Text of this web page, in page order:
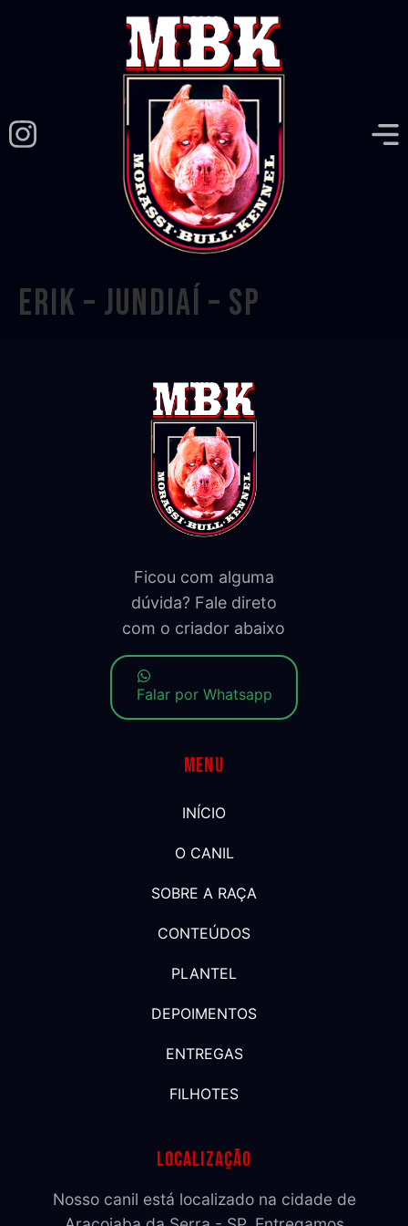
ERIK – JUNDIAÍ – SP
Ficou com alguma
dúvida? Fale direto
com o criador abaixo
Falar por Whatsapp
Menu
INÍCIO
O CANIL
SOBRE A RAÇA
CONTEÚDOS
PLANTEL
DEPOIMENTOS
ENTREGAS
FILHOTES
Localização
Nosso canil está localizado na cidade de